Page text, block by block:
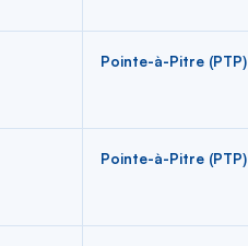
Pointe-à-Pitre (PTP)
Pointe-à-Pitre (PTP)